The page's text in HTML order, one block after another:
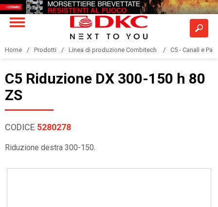
Home Prodotti Linea di produzione Combitech C5 - Canali e
C5 Riduzione DX 300-150 h 80
ZS
CODICE 5280278
Riduzione destra 300-150.